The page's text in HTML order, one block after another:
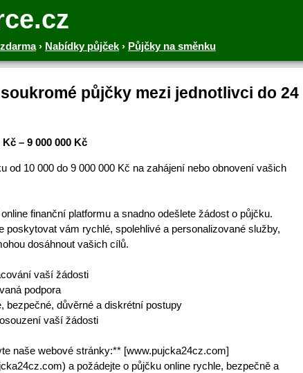
› Nabídky půjček › Půjčky na směnku
půjčky mezi jednotlivci do 24
– 9 000 000 Kč
od 10 000 do 9 000 000 Kč na zahájení nebo obnovení vašich
finanční platformu a snadno odešlete žádost o půjčku.
poskytovat vám rychlé, spolehlivé a personalizované služby,
dosáhnout vašich cílů.
vaší žádosti
podpora
bezpečné, důvěrné a diskrétní postupy
vaší žádosti
naše webové stránky:** [www.pujcka24cz.com]
a požádejte o půjčku online rychle, bezpečně a